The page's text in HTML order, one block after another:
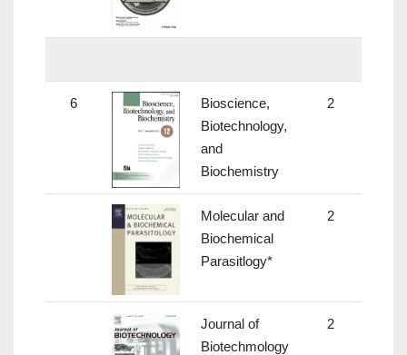
6
Bioscience,
Biotechnology,
and
Biochemistry
2
Molecular and
Biochemical
Parasitlogy*
2
Journal of
Biotechmology
2